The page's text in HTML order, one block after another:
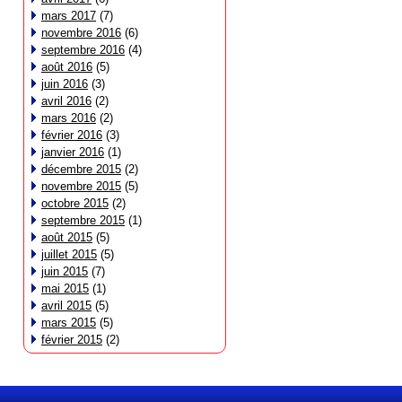
mars 2017 (7)
novembre 2016 (6)
septembre 2016 (4)
août 2016 (5)
juin 2016 (3)
avril 2016 (2)
mars 2016 (2)
février 2016 (3)
janvier 2016 (1)
décembre 2015 (2)
novembre 2015 (5)
octobre 2015 (2)
septembre 2015 (1)
août 2015 (5)
juillet 2015 (5)
juin 2015 (7)
mai 2015 (1)
avril 2015 (5)
mars 2015 (5)
février 2015 (2)